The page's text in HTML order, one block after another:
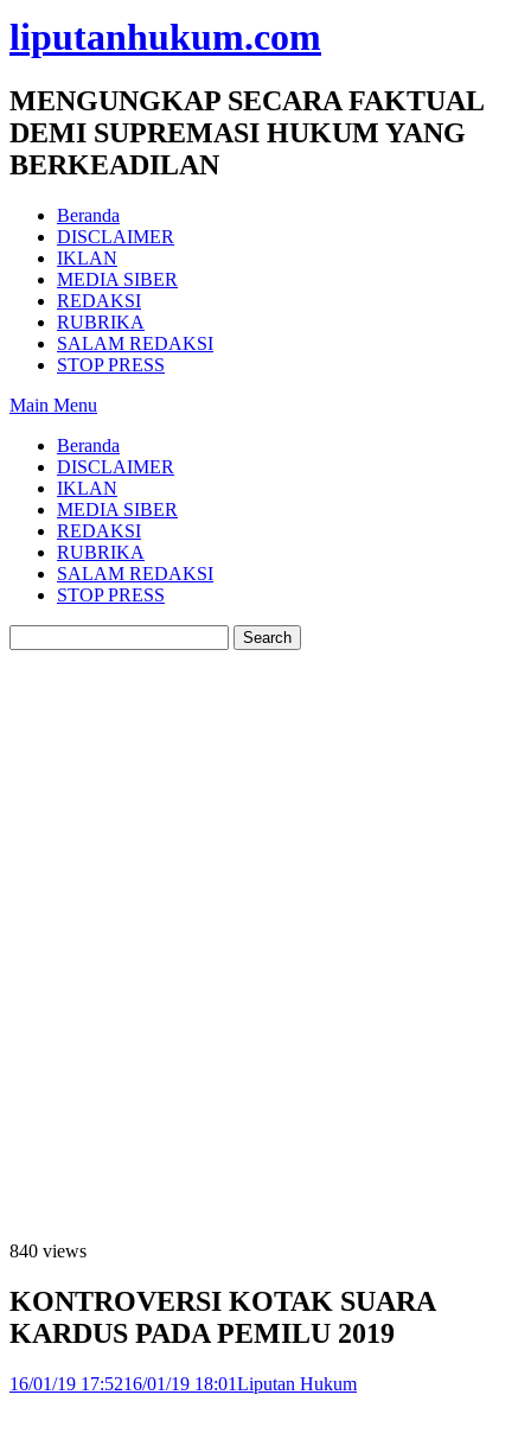
liputanhukum.com
MENGUNGKAP SECARA FAKTUAL
DEMI SUPREMASI HUKUM YANG
BERKEADILAN
Beranda
DISCLAIMER
IKLAN
MEDIA SIBER
REDAKSI
RUBRIKA
SALAM REDAKSI
STOP PRESS
Main Menu
Beranda
DISCLAIMER
IKLAN
MEDIA SIBER
REDAKSI
RUBRIKA
SALAM REDAKSI
STOP PRESS
840 views
KONTROVERSI KOTAK SUARA
KARDUS PADA PEMILU 2019
16/01/19 17:5216/01/19 18:01Liputan Hukum